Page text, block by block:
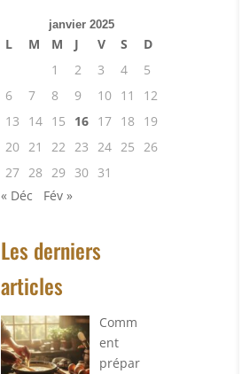
janvier 2025
L M M J V S
D
1
2 3 4
5
6
7 8 9 10 11
12
13
14 15 16 17 18
19
20 21 22 23 24 25 26
27 28 29 30 31
« Déc
Fév »
Les derniers
articles
Comm
ent
prépar